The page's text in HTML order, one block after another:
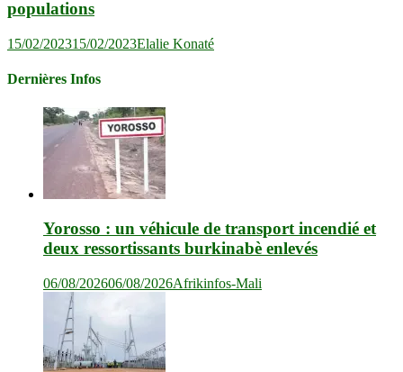
populations
15/02/202315/02/2023Elalie Konaté
Dernières Infos
Yorosso : un véhicule de transport incendié et
deux ressortissants burkinabè enlevés
06/08/202606/08/2026Afrikinfos-Mali